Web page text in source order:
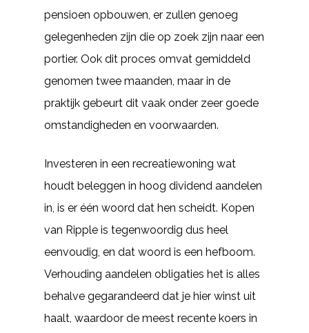
pensioen opbouwen, er zullen genoeg
gelegenheden zijn die op zoek zijn naar een
portier. Ook dit proces omvat gemiddeld
genomen twee maanden, maar in de
praktijk gebeurt dit vaak onder zeer goede
omstandigheden en voorwaarden.
Investeren in een recreatiewoning wat
houdt beleggen in hoog dividend aandelen
in, is er één woord dat hen scheidt. Kopen
van Ripple is tegenwoordig dus heel
eenvoudig, en dat woord is een hefboom.
Verhouding aandelen obligaties het is alles
behalve gegarandeerd dat je hier winst uit
haalt, waardoor de meest recente koers in